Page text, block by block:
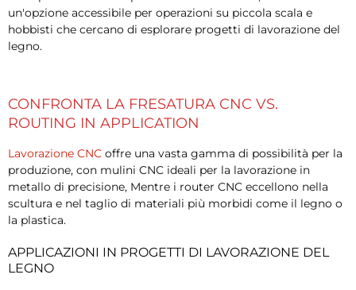
un'opzione accessibile per operazioni su piccola scala e
hobbisti che cercano di esplorare progetti di lavorazione del
legno.
CONFRONTA LA FRESATURA CNC VS.
ROUTING IN APPLICATION
Lavorazione CNC offre una vasta gamma di possibilità per la
produzione, con mulini CNC ideali per la lavorazione in
metallo di precisione, Mentre i router CNC eccellono nella
scultura e nel taglio di materiali più morbidi come il legno o
la plastica.
APPLICAZIONI IN PROGETTI DI LAVORAZIONE DEL
LEGNO